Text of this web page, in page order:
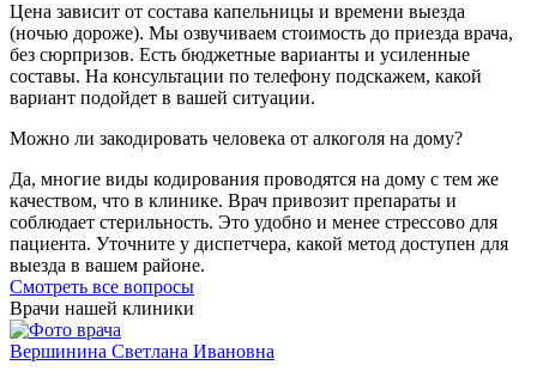
Цена зависит от состава капельницы и времени выезда
(ночью дороже). Мы озвучиваем стоимость до приезда врача,
без сюрпризов. Есть бюджетные варианты и усиленные
составы. На консультации по телефону подскажем, какой
вариант подойдет в вашей ситуации.
Можно ли закодировать человека от алкоголя на дому?
Да, многие виды кодирования проводятся на дому с тем же
качеством, что в клинике. Врач привозит препараты и
соблюдает стерильность. Это удобно и менее стрессово для
пациента. Уточните у диспетчера, какой метод доступен для
выезда в вашем районе.
Cмотреть все вопросы
Врачи нашей клиники
Вершинина Светлана Ивановна